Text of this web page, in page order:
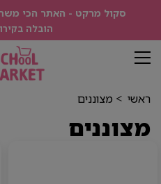
סקול מרקט - האתר הכי
הובלה
ראשי > מצוננים
מצוננים